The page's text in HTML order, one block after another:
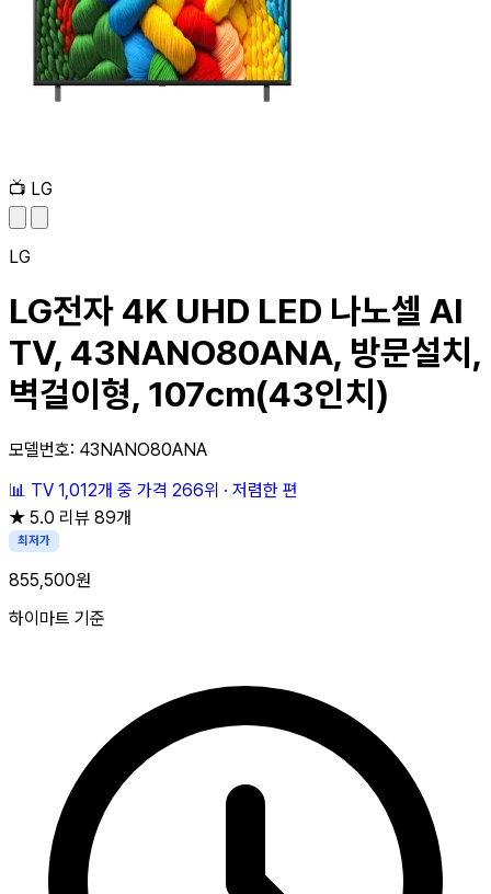
📺 LG
LG
LG전자 4K UHD LED 나노셀 AI
TV, 43NANO80ANA, 방문설치,
벽걸이형, 107cm(43인치)
모델번호: 43NANO80ANA
📊 TV 1,012개 중 가격 266위 · 저렴한 편
★ 5.0 리뷰 89개
최저가
855,500원
하이마트 기준